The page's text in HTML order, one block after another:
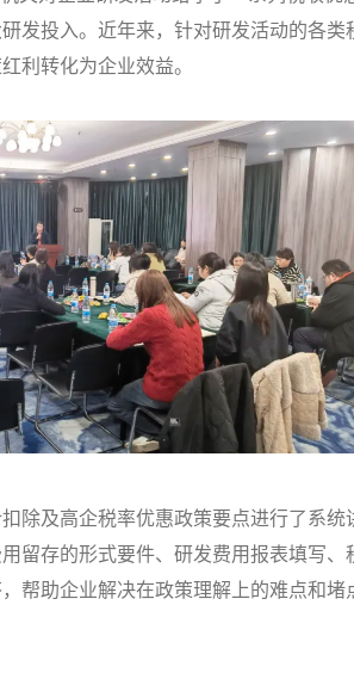
发投入。近年来，针对研发活动的各
利转化为企业效益。
除及高企税率优惠政策要点进行了系
留存的形式要件、研发费用报表填写
帮助企业解决在政策理解上的难点和堵